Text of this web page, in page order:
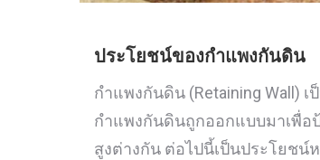
ประโยชน์ของกำแพงกันดิน
กำแพงกันดิน (Retaining Wall)
กำแพงกันดินถูกออกแบบมาเพื่
สูงต่างกัน ต่อไปนี้เป็นประโยชน์